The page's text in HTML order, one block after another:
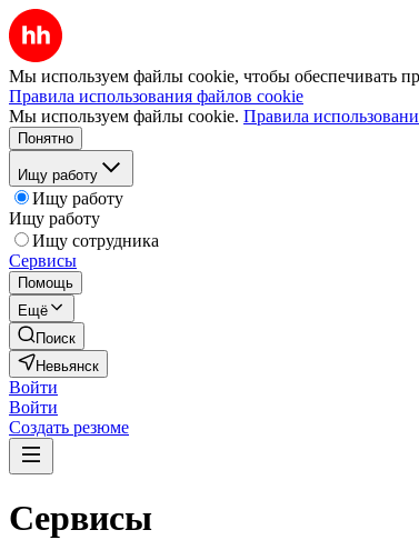
Мы используем файлы cookie, чтобы обеспечивать
Правила использования файлов cookie
Мы используем файлы cookie. Правила
Понятно
Ищу работу
Ищу работу
Ищу работу
Ищу сотрудника
Сервисы
Помощь
Ещё
Поиск
Невьянск
Войти
Войти
Создать резюме
Сервисы